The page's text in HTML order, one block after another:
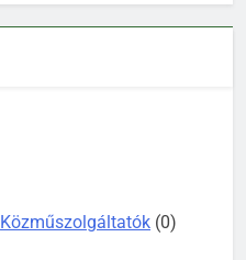
Közműszolgáltatók (0)